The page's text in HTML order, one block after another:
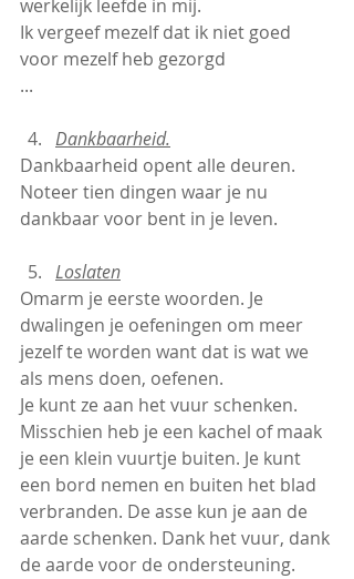
werkelijk leefde in mij.
Ik vergeef mezelf dat ik niet goed
voor mezelf heb gezorgd
...
Dankbaarheid.
Dankbaarheid opent alle deuren.
Noteer tien dingen waar je nu
dankbaar voor bent in je leven.
Loslaten
Omarm je eerste woorden. Je
dwalingen je oefeningen om meer
jezelf te worden want dat is wat we
als mens doen, oefenen.
Je kunt ze aan het vuur schenken.
Misschien heb je een kachel of maak
je een klein vuurtje buiten. Je kunt
een bord nemen en buiten het blad
verbranden. De asse kun je aan de
aarde schenken. Dank het vuur, dank
de aarde voor de ondersteuning.